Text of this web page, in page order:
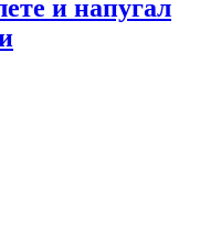
и напугал